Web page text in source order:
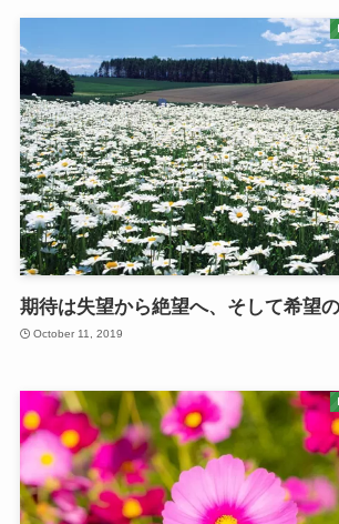
期待は失望から絶望へ、そして希望
October 11, 2019